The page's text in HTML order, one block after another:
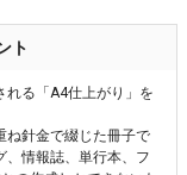
ト
れる「A4仕上がり」を
ね針金で綴じた冊子で
、情報誌、単行本、フ